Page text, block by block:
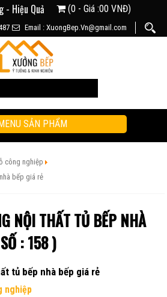
- Hiệu Quả (0 - Giá :00 VNĐ)
Email : XuongBep.Vn@gmail.com
SẢN PHẨM
công nghiệp
bếp giá rẻ
NỘI THẤT TỦ BẾP NHÀ
: 158 )
tủ bếp nhà bếp giá rẻ
nghiệp